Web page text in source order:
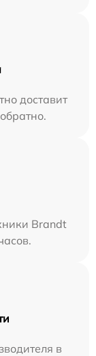
доставит
Brandt
в